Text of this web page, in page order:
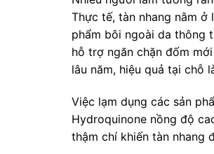
Thực tế, tàn nhang nằm
phẩm bôi ngoài da thông
hỗ trợ ngăn chặn đốm
lâu năm, hiệu quả tại chỗ
Việc lạm dụng các sản
Hydroquinone nồng độ
thậm chí khiến tàn nhang